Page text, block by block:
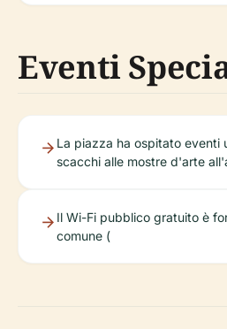
Eventi
La piazza ha ospitato eventi
scacchi alle mostre d'arte
Il Wi-Fi pubblico gratuito è
comune (